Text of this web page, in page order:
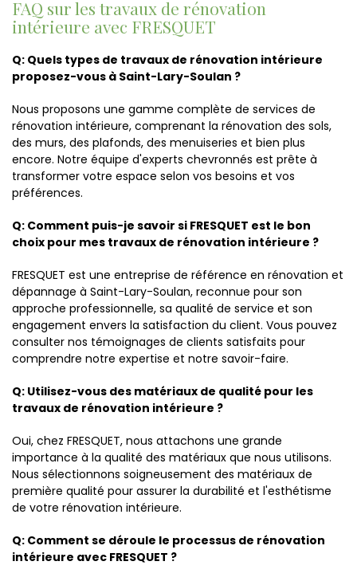
FAQ sur les travaux de rénovation
intérieure avec FRESQUET
Q: Quels types de travaux de rénovation intérieure
proposez-vous à Saint-Lary-Soulan ?
Nous proposons une gamme complète de services de
rénovation intérieure, comprenant la rénovation des sols,
des murs, des plafonds, des menuiseries et bien plus
encore. Notre équipe d'experts chevronnés est prête à
transformer votre espace selon vos besoins et vos
préférences.
Q: Comment puis-je savoir si FRESQUET est le bon
choix pour mes travaux de rénovation intérieure ?
FRESQUET est une entreprise de référence en rénovation et
dépannage à Saint-Lary-Soulan, reconnue pour son
approche professionnelle, sa qualité de service et son
engagement envers la satisfaction du client. Vous pouvez
consulter nos témoignages de clients satisfaits pour
comprendre notre expertise et notre savoir-faire.
Q: Utilisez-vous des matériaux de qualité pour les
travaux de rénovation intérieure ?
Oui, chez FRESQUET, nous attachons une grande
importance à la qualité des matériaux que nous utilisons.
Nous sélectionnons soigneusement des matériaux de
première qualité pour assurer la durabilité et l'esthétisme
de votre rénovation intérieure.
Q: Comment se déroule le processus de rénovation
intérieure avec FRESQUET ?